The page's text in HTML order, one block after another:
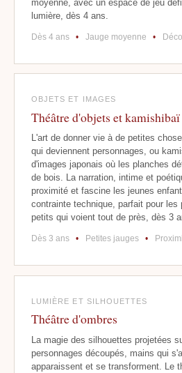
moyenne, avec un espace de jeu
lumière, dès 4 ans.
Dès 4 ans • Jauge moyenne •
OBJETS ET IMAGES
Théâtre d'objets et kamishibaï
L'art de donner vie à de petites
qui deviennent personnages, ou
d'images japonais où les planches
de bois. La narration, intime et
proximité et fascine les jeunes
contrainte technique, parfait pour
petits qui voient tout de près, dès 3
Dès 3 ans • Petites jauges •
LUMIÈRE ET SILHOUETTES
Théâtre d'ombres
La magie des silhouettes projetées
personnages découpés, mains qui
apparaissent et se transforment. Le